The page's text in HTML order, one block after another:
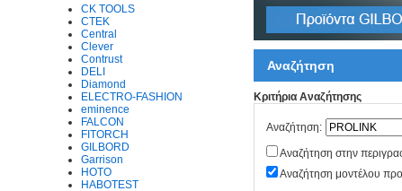
Αναζήτηση
Κριτήρια Αναζήτησης
Αναζήτηση:
Αναζήτηση στην
Αναζήτηση μοντέλου
CK TOOLS
CTEK
Central
Clever
Contrust
DELI
Diamond
ELECTRO-FASHION
eminence
FALCON
FITORCH
GILBORD
Garrison
HOTO
HABOTEST